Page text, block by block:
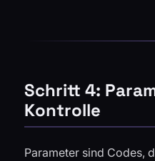
Schritt 4:
Kontrolle
Parameter sind Codes,